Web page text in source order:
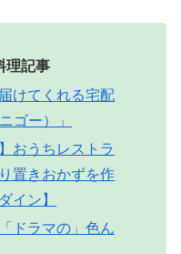
理記事
けてくれる宅配
ゴー）」
おうちレストラ
置きおかずを作
イン】
ドラマの」色ん